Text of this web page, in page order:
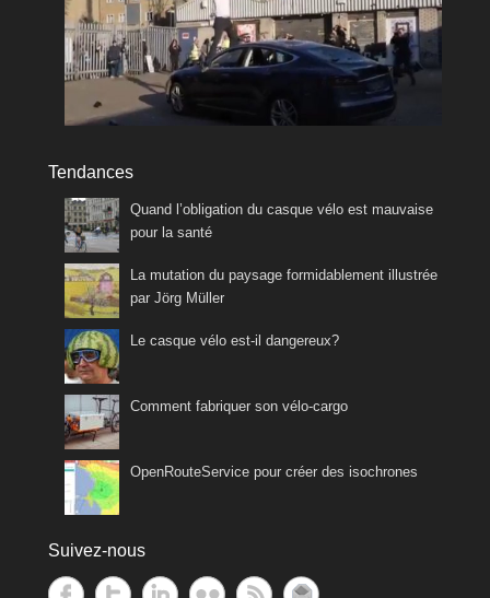
Tendances
Quand l’obligation du casque vélo est mauvaise
pour la santé
La mutation du paysage formidablement illustrée
par Jörg Müller
Le casque vélo est-il dangereux?
Comment fabriquer son vélo-cargo
OpenRouteService pour créer des isochrones
Suivez-nous